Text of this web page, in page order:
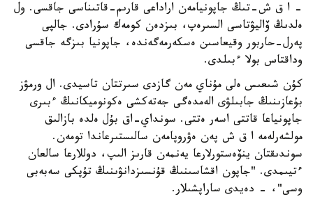
- ا ق ش-تىڭ جاپونيامەن اراداعى قارىم-قاتىناسى جاقسى. ول
ەلدىڭ ۆاليۋتاسى السىرەپ، بىزدەن كومەك سۇرادى. جالپى
پەرل-حاربور وقيعاسىن ەسكەرمەگەندە، جاپونيا بىزگە جاقسى
وداقتاس بولا ءبىلدى.
كۇن شىعىس ەلى مۇناي مەن گازدى سىرتتان تاسيدى. ال ورمۋز
بۇعازىنىڭ جابىلۋى الەمدەگى جەتەكشى ەكونوميكانىڭ ءبىرى
جاپونياعا قاتتى اسەر ەتتى. سونداي-اق بۇل ەلدە بازالىق
مولشەرلەمە ا ق ش پەن ەۋروپامەن سالىستىرعاندا تومەن.
سوندىقتان ينۆەستورلارعا يەنمەن قارىز الىپ، دوللارعا سالعان
ءتيىمدى. "جاپون اقشاسىنىڭ قۇنسىزدانۋىنىڭ تۇپكى سەبەبى
وسى"، - دەيدى ساراپشىلار.